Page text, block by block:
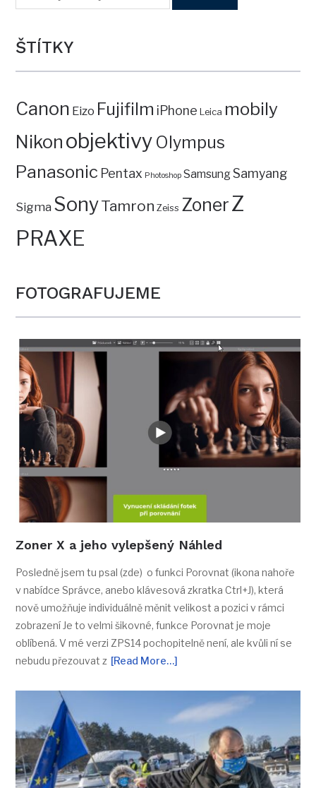
ŠTÍTKY
Canon Eizo Fujifilm iPhone Leica mobily
Nikon objektivy Olympus
Panasonic Pentax Photoshop SamsungSamyang
Sigma SonyTamron Zeiss ZonerZ
PRAXE
FOTOGRAFUJEME
Zoner X a jeho vylepšený Náhled
Posledně jsem tu psal (zde) o funkci Porovnat (ikona nahoře
v nabídce Správce, anebo klávesová zkratka Ctrl+J), která
nově umožňuje individuálně měnit velikost a pozici v rámci
zobrazení Je to velmi šikovné, funkce Porovnat je moje
oblíbená. V mé verzi ZPS14 pochopitelně není, ale kvůli ní se
nebudu přezouvat z [Read More…]